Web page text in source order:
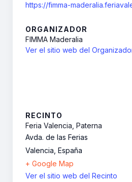
https://fimma-
ORGANIZADOR
FIMMA Maderalia
Ver el sitio web del
RECINTO
Feria Valencia, Paterna
Avda. de las Ferias
Valencia España
+ Google Map
Ver el sitio web del Recinto